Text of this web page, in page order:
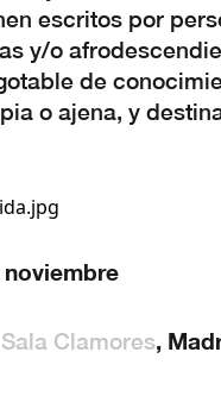
escritos por
y/o
de
o ajena, y
Sala Clamores,